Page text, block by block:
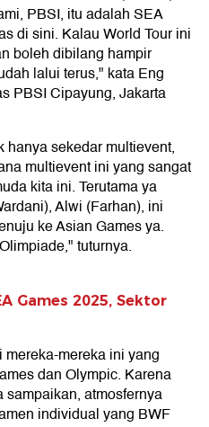
PBSI, itu adalah SEA
di sini. Kalau World Tour ini
boleh dibilang hampir
lalui terus," kata Eng
PBSI Cipayung, Jakarta
sekedar multievent,
multievent ini yang sangat
kita ini. Terutama ya
Alwi (Farhan), ini
ke Asian Games ya.
tuturnya.
Games 2025, Sektor
mereka ini yang
dan Olympic. Karena
atmosfernya
individual yang BWF